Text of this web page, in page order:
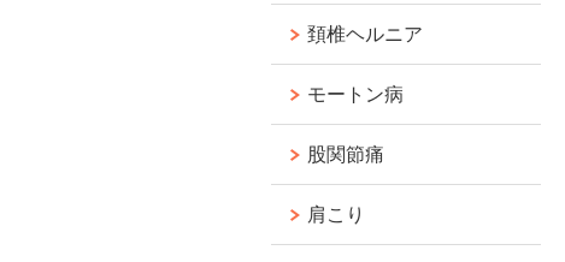
頚椎ヘルニア
モートン病
股関節痛
肩こり